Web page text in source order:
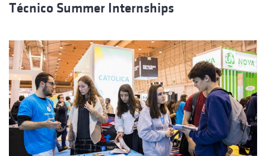
Técnico Summer Internships